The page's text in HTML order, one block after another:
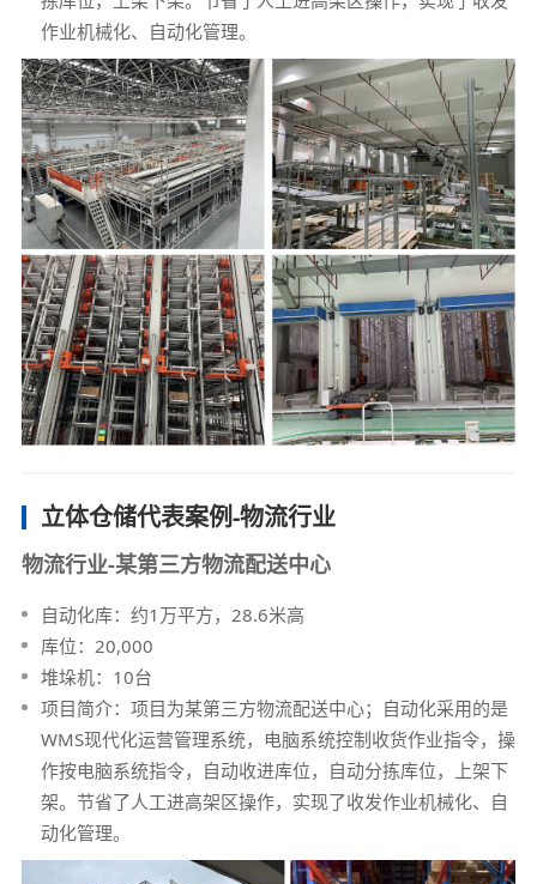
作业机械化、自动化管理。
立体仓储代表案例-物流行业
物流行业-某第三方物流配送中心
自动化库：约1万平方，28.6米高
库位：20,000
堆垛机：10台
项目简介：项目为某第三方物流配送中心；自动化采用的是
WMS现代化运营管理系统，电脑系统控制收货作业指令，操
作按电脑系统指令，自动收进库位，自动分拣库位，上架下
架。节省了人工进高架区操作，实现了收发作业机械化、自
动化管理。